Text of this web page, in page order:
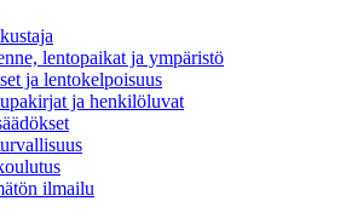
lentopaikat ja ympäristö
ja lentokelpoisuus
ja henkilöluvat
ilmailu